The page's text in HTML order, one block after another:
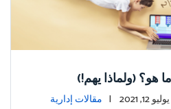
هو؟ (ولماذا يهم!)
مقالات إدارية